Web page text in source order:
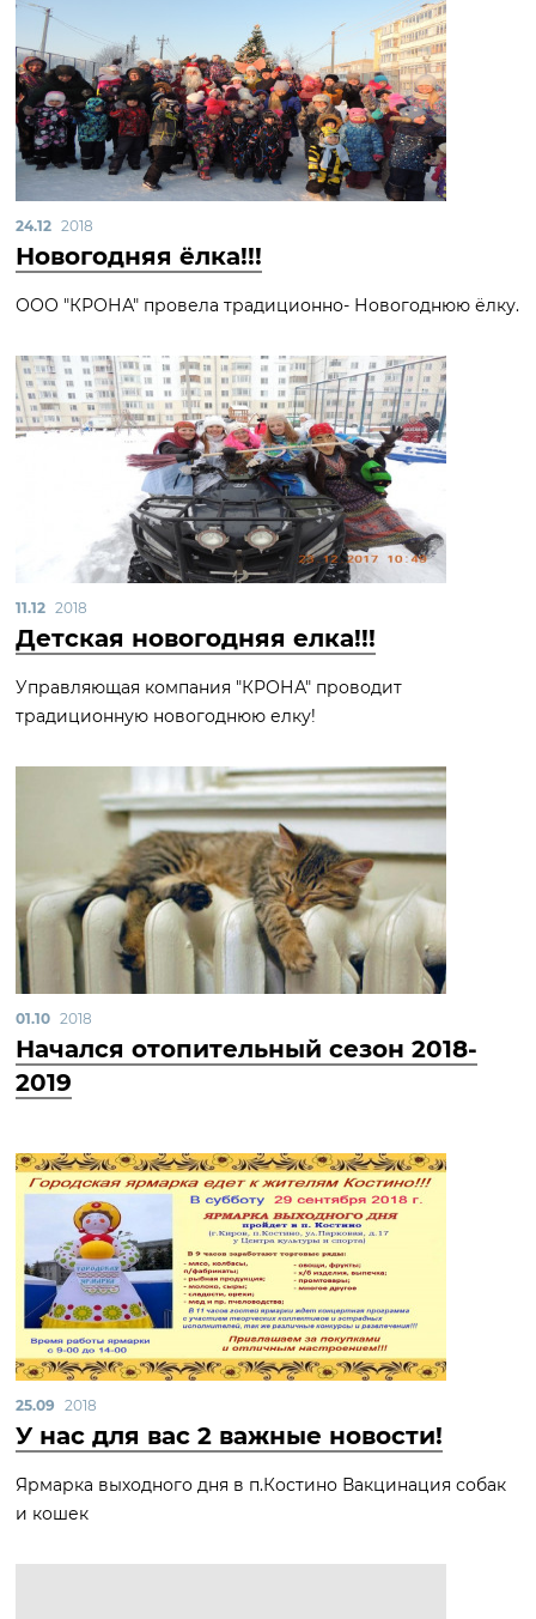
24.12 2018
Новогодняя ёлка!!!
ООО "КРОНА" провела традиционно- Новогоднюю ёлку.
11.12 2018
Детская новогодняя елка!!!
Управляющая компания "КРОНА" проводит
традиционную новогоднюю елку!
01.10 2018
Начался отопительный сезон 2018-
2019
25.09 2018
У нас для вас 2 важные новости!
Ярмарка выходного дня в п.Костино Вакцинация собак
и кошек